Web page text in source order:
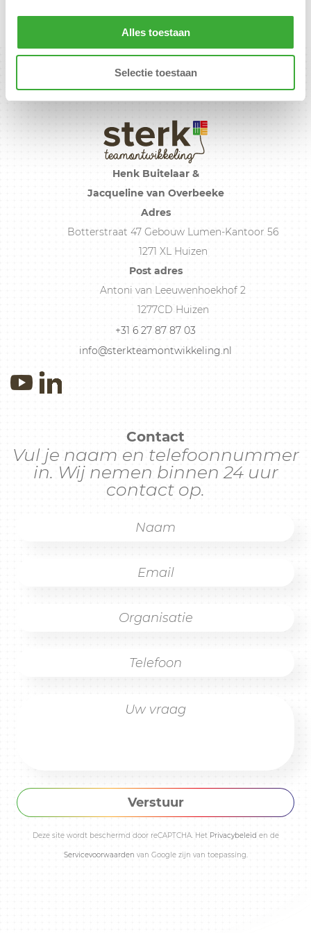
Alles toestaan
Selectie toestaan
Henk Buitelaar &
Jacqueline van Overbeeke
Adres
Botterstraat 47 Gebouw Lumen-Kantoor 56
1271 XL Huizen
Post adres
Antoni van Leeuwenhoekhof 2
1277CD Huizen
+31 6 27 87 87 03
info@sterkteamontwikkeling.nl
Contact
Vul je naam en telefoonnummer
in. Wij nemen binnen 24 uur
contact op.
Verstuur
Deze site wordt beschermd door reCAPTCHA. Het Privacybeleid en de
Servicevoorwaarden van Google zijn van toepassing.